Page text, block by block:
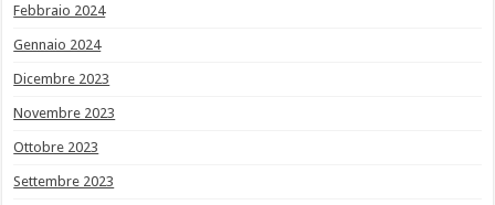
Febbraio 2024
Gennaio 2024
Dicembre 2023
Novembre 2023
Ottobre 2023
Settembre 2023